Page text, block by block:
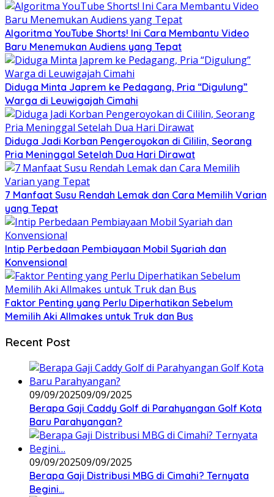
Algoritma YouTube Shorts! Ini Cara Membantu Video
Baru Menemukan Audiens yang Tepat
Diduga Minta Japrem ke Pedagang, Pria “Digulung”
Warga di Leuwigajah Cimahi
Diduga Jadi Korban Pengeroyokan di Cililin, Seorang
Pria Meninggal Setelah Dua Hari Dirawat
7 Manfaat Susu Rendah Lemak dan Cara Memilih Varian
yang Tepat
Intip Perbedaan Pembiayaan Mobil Syariah dan
Konvensional
Faktor Penting yang Perlu Diperhatikan Sebelum
Memilih Aki Allmakes untuk Truk dan Bus
Recent Post
09/09/202509/09/2025
Berapa Gaji Caddy Golf di Parahyangan Golf Kota
Baru Parahyangan?
09/09/202509/09/2025
Berapa Gaji Distribusi MBG di Cimahi? Ternyata
Begini…